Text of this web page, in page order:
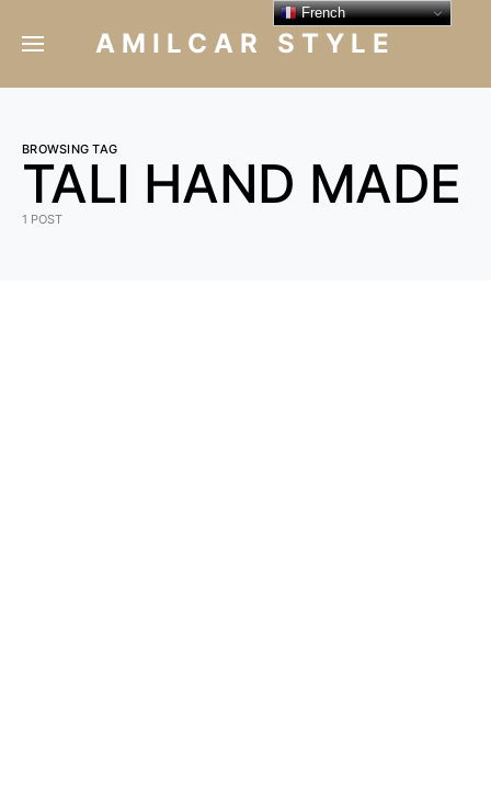
AMILCAR STYLE
BROWSING TAG
TALI HAND MADE
1 POST
French